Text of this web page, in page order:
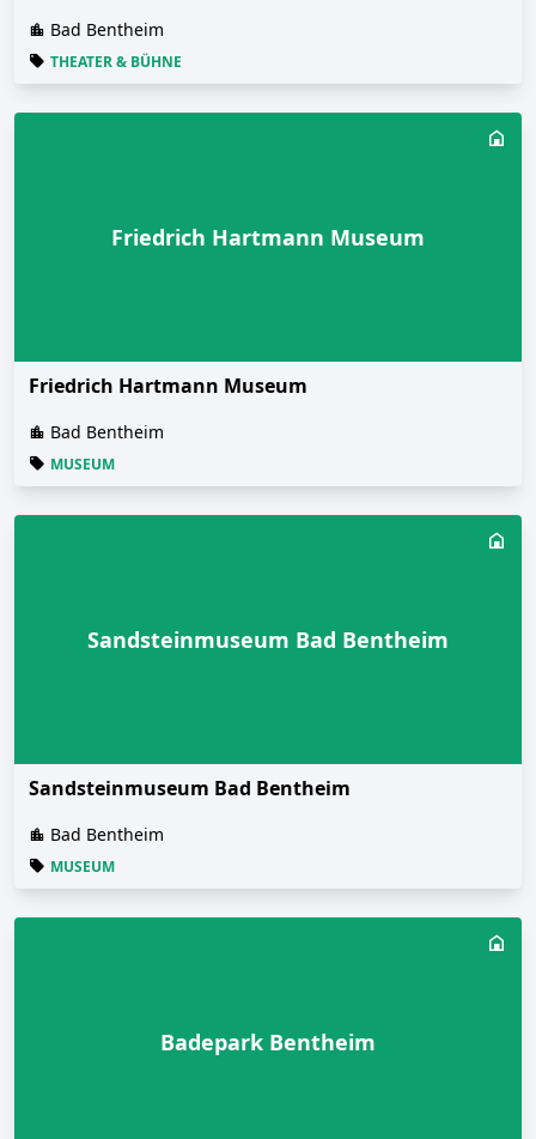
Bad Bentheim
THEATER & BÜHNE
Friedrich Hartmann Museum
Friedrich Hartmann Museum
Bad Bentheim
MUSEUM
Sandsteinmuseum Bad Bentheim
Sandsteinmuseum Bad Bentheim
Bad Bentheim
MUSEUM
Badepark Bentheim